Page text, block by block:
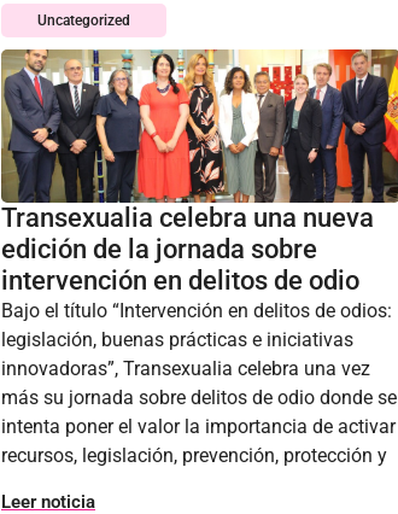
Uncategorized
Transexualia celebra una nueva
edición de la jornada sobre
intervención en delitos de odio
Bajo el título “Intervención en delitos de odios:
legislación, buenas prácticas e iniciativas
innovadoras”, Transexualia celebra una vez
más su jornada sobre delitos de odio donde se
intenta poner el valor la importancia de activar
recursos, legislación, prevención, protección y
Leer noticia